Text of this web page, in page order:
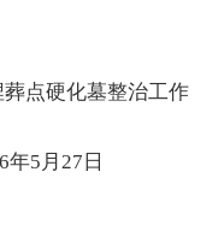
点硬化墓整治工作
年5月27日